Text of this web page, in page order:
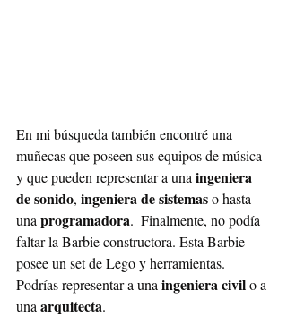
En mi búsqueda también encontré una
muñecas que poseen sus equipos de música
y que pueden representar a una ingeniera
de sonido, ingeniera de sistemas o hasta
una programadora.  Finalmente, no podía
faltar la Barbie constructora. Esta Barbie
posee un set de Lego y herramientas.
Podrías representar a una ingeniera civil o a
una arquitecta.